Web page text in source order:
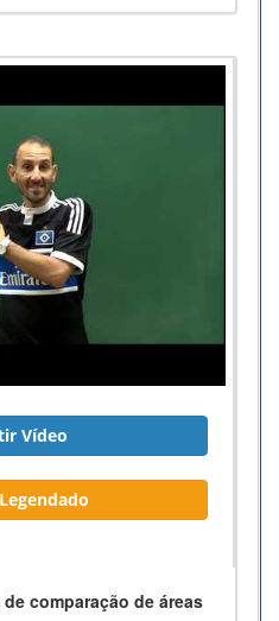
Vídeo
comparação de áreas